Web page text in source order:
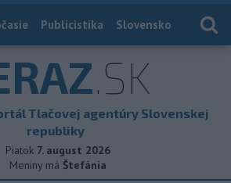
Publicistika Slovensko
.SK
Tlačovej agentúry Slovenskej
republiky
Piatok 7. august 2026
Meniny má Štefánia